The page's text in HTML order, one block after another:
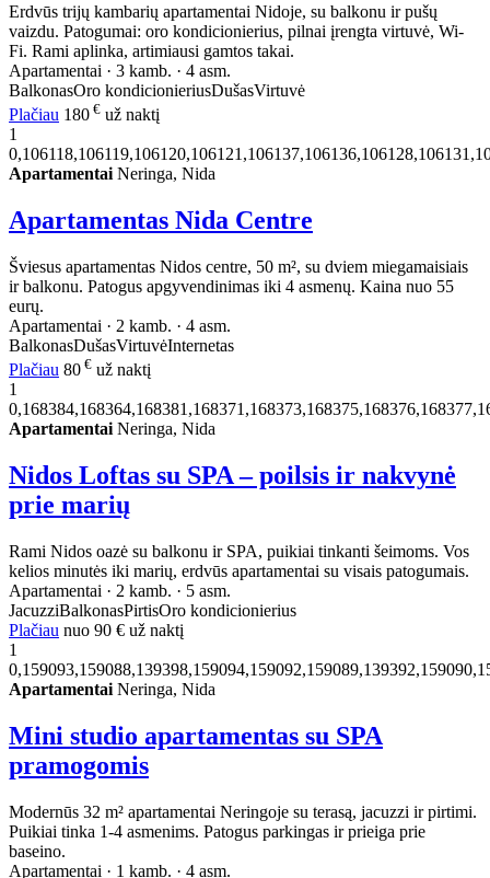
Erdvūs trijų kambarių apartamentai Nidoje, su balkonu ir pušų
vaizdu. Patogumai: oro kondicionierius, pilnai įrengta virtuvė, Wi-
Fi. Rami aplinka, artimiausi gamtos takai.
Apartamentai · 3 kamb. · 4 asm.
BalkonasOro kondicionieriusDušasVirtuvė
Plačiau 180 € už naktį
1
Apartamentai Neringa, Nida
Apartamentas Nida Centre
Šviesus apartamentas Nidos centre, 50 m², su dviem miegamaisiais
ir balkonu. Patogus apgyvendinimas iki 4 asmenų. Kaina nuo 55
eurų.
Apartamentai · 2 kamb. · 4 asm.
BalkonasDušasVirtuvėInternetas
Plačiau 80 € už naktį
1
ApartamentaiNeringa, Nida
Nidos Loftas su SPA – poilsis ir nakvynė
prie marių
Rami Nidos oazė su balkonu ir SPA, puikiai tinkanti šeimoms. Vos
kelios minutės iki marių, erdvūs apartamentai su visais patogumais.
Apartamentai · 2 kamb. · 5 asm.
JacuzziBalkonasPirtisOro kondicionierius
Plačiau nuo 90 € už naktį
1
Apartamentai Neringa, Nida
Mini studio apartamentas su SPA
pramogomis
Modernūs 32 m² apartamentai Neringoje su terasą, jacuzzi ir pirtimi.
Puikiai tinka 1-4 asmenims. Patogus parkingas ir prieiga prie
baseino.
Apartamentai · 1 kamb. · 4 asm.